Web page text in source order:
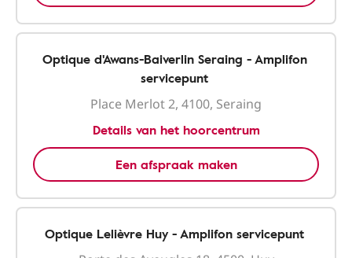
Optique d'Awans-Baiverlin Seraing - Amplifon
servicepunt
Place Merlot 2, 4100, Seraing
Details van het hoorcentrum
Een afspraak maken
Optique Lelièvre Huy - Amplifon servicepunt